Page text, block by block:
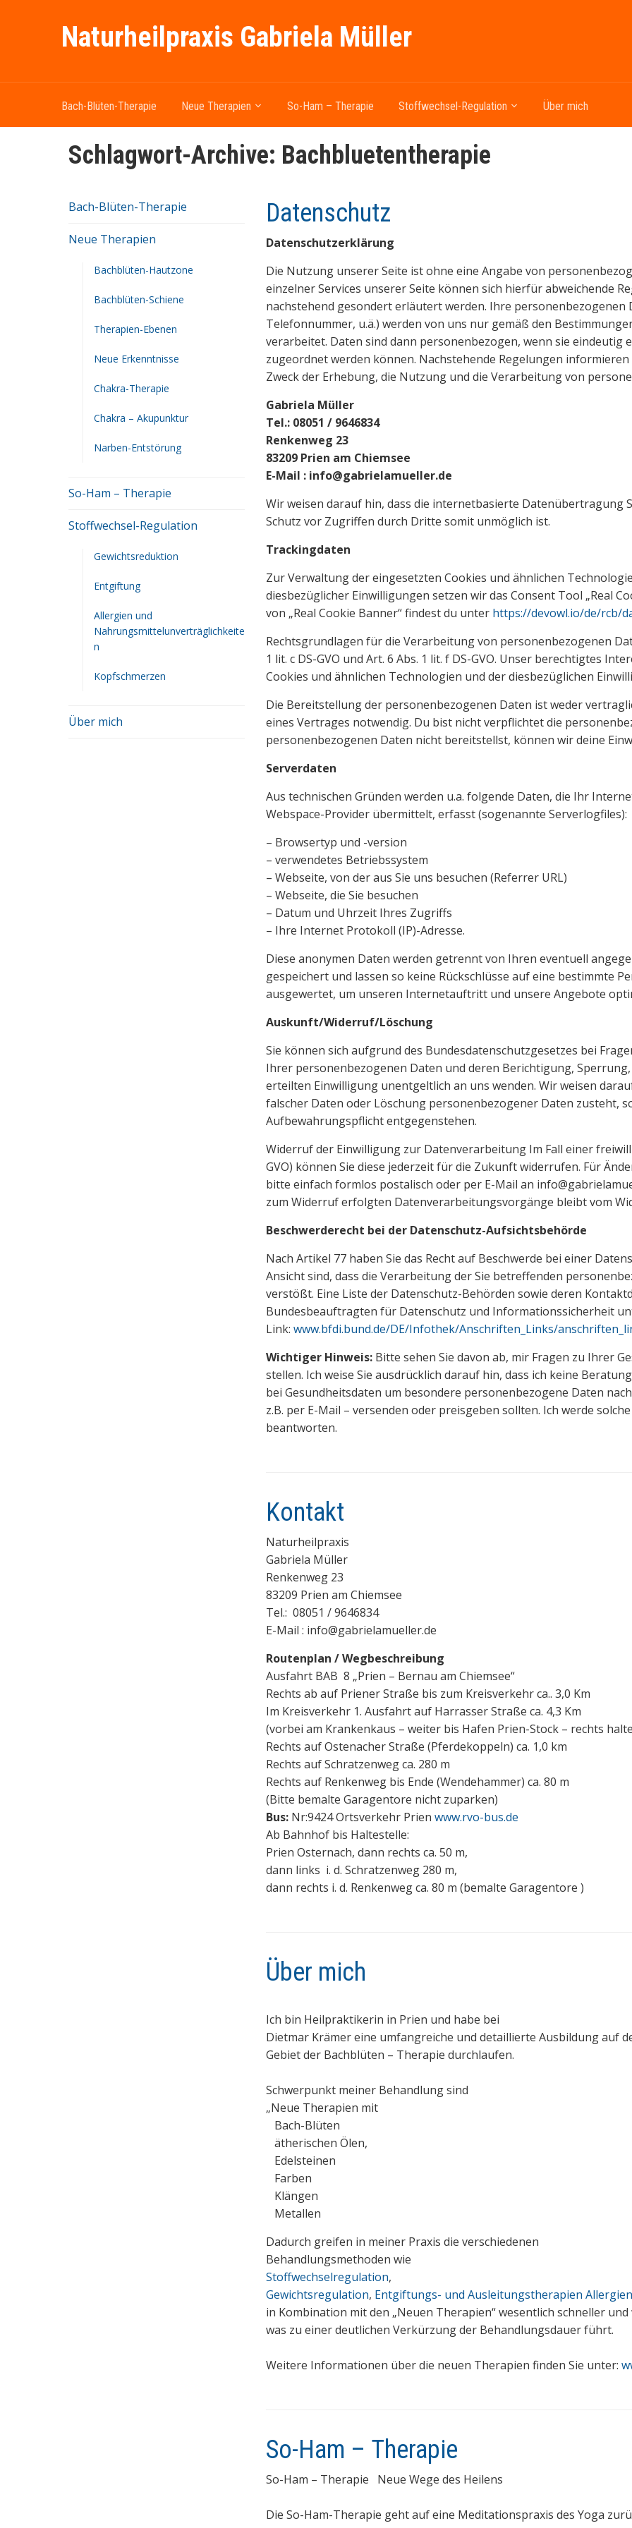
Naturheilpraxis Gabriela Müller
Bach-Blüten-Therapie Neue Therapien So-Ham – Therapie Stoffwechsel-Regulation Über mich
Schlagwort-Archive: Bachbluetentherapie
Bach-Blüten-Therapie
Neue Therapien
Bachblüten-Hautzone
Bachblüten-Schiene
Therapien-Ebenen
Neue Erkenntnisse
Chakra-Therapie
Chakra – Akupunktur
Narben-Entstörung
So-Ham – Therapie
Stoffwechsel-Regulation
Gewichtsreduktion
Entgiftung
Allergien und
Nahrungsmittelunverträglichkeite
n
Kopfschmerzen
Über mich
Datenschutz
Datenschutzerklärung
Die Nutzung unserer Seite ist ohne eine Angabe von
einzelner Services unserer Seite können sich hierfür abweichende
nachstehend gesondert erläutert werden. Ihre personenbezogenen
Telefonnummer, u.ä.) werden von uns nur gemäß den
verarbeitet. Daten sind dann personenbezogen, wenn sie eindeutig
zugeordnet werden können. Nachstehende Regelungen
Zweck der Erhebung, die Nutzung und die Verarbeitung von
Gabriela Müller
Tel.: 08051 / 9646834
Renkenweg 23
83209 Prien am Chiemsee
E-Mail : info@gabrielamueller.de
Wir weisen darauf hin, dass die internetbasierte Datenübertragung
Schutz vor Zugriffen durch Dritte somit unmöglich ist.
Trackingdaten
Zur Verwaltung der eingesetzten Cookies und ähnlichen
diesbezüglicher Einwilligungen setzen wir das Consent Tool „Real
von „Real Cookie Banner“ findest du unter https://devowl.io/de/rcb/
Rechtsgrundlagen für die Verarbeitung von personenbezogenen
1 lit. c DS-GVO und Art. 6 Abs. 1 lit. f DS-GVO. Unser berechtigtes
Cookies und ähnlichen Technologien und der diesbezüglichen
Die Bereitstellung der personenbezogenen Daten ist weder
eines Vertrages notwendig. Du bist nicht verpflichtet die
personenbezogenen Daten nicht bereitstellst, können wir deine
Serverdaten
Aus technischen Gründen werden u.a. folgende Daten, die Ihr
Webspace-Provider übermittelt, erfasst (sogenannte Serverlogfiles):
– Browsertyp und -version
– verwendetes Betriebssystem
– Webseite, von der aus Sie uns besuchen (Referrer URL)
– Webseite, die Sie besuchen
– Datum und Uhrzeit Ihres Zugriffs
– Ihre Internet Protokoll (IP)-Adresse.
Diese anonymen Daten werden getrennt von Ihren eventuell
gespeichert und lassen so keine Rückschlüsse auf eine bestimmte
ausgewertet, um unseren Internetauftritt und unsere Angebote
Auskunft/Widerruf/Löschung
Sie können sich aufgrund des Bundesdatenschutzgesetzes bei
Ihrer personenbezogenen Daten und deren Berichtigung,
erteilten Einwilligung unentgeltlich an uns wenden. Wir weisen
falscher Daten oder Löschung personenbezogener Daten zusteht,
Aufbewahrungspflicht entgegenstehen.
Widerruf der Einwilligung zur Datenverarbeitung Im Fall einer
GVO) können Sie diese jederzeit für die Zukunft widerrufen. Für
bitte einfach formlos postalisch oder per E-Mail an
zum Widerruf erfolgten Datenverarbeitungsvorgänge bleibt vom
Beschwerderecht bei der Datenschutz-Aufsichtsbehörde
Nach Artikel 77 haben Sie das Recht auf Beschwerde bei einer
Ansicht sind, dass die Verarbeitung der Sie betreffenden
verstößt. Eine Liste der Datenschutz-Behörden sowie deren
Bundesbeauftragten für Datenschutz und Informationssicherheit
Link: www.bfdi.bund.de/DE/Infothek/Anschriften_Links/
Wichtiger Hinweis: Bitte sehen Sie davon ab, mir Fragen zu Ihrer
stellen. Ich weise Sie ausdrücklich darauf hin, dass ich keine
bei Gesundheitsdaten um besondere personenbezogene Daten
z.B. per E-Mail – versenden oder preisgeben sollten. Ich werde
beantworten.
Kontakt
Naturheilpraxis
Gabriela Müller
Renkenweg 23
83209 Prien am Chiemsee
Tel.: 08051 / 9646834
E-Mail : info@gabrielamueller.de
Routenplan / Wegbeschreibung
Ausfahrt BAB 8 „Prien – Bernau am Chiemsee“
Rechts ab auf Priener Straße bis zum Kreisverkehr ca.. 3,0 Km
Im Kreisverkehr 1. Ausfahrt auf Harrasser Straße ca. 4,3 Km
(vorbei am Krankenkaus – weiter bis Hafen Prien-Stock – rechts
Rechts auf Ostenacher Straße (Pferdekoppeln) ca. 1,0 km
Rechts auf Schratzenweg ca. 280 m
Rechts auf Renkenweg bis Ende (Wendehammer) ca. 80 m
(Bitte bemalte Garagentore nicht zuparken)
Bus: Nr:9424 Ortsverkehr Prien www.rvo-bus.de
Ab Bahnhof bis Haltestelle:
Prien Osternach, dann rechts ca. 50 m,
dann links i. d. Schratzenweg 280 m,
dann rechts i. d. Renkenweg ca. 80 m (bemalte Garagentore )
Über mich
Ich bin Heilpraktikerin in Prien und habe bei
Dietmar Krämer eine umfangreiche und detaillierte Ausbildung auf
Gebiet der Bachblüten – Therapie durchlaufen.
Schwerpunkt meiner Behandlung sind
„Neue Therapien mit
Bach-Blüten
ätherischen Ölen,
Edelsteinen
Farben
Klängen
Metallen
Dadurch greifen in meiner Praxis die verschiedenen
Behandlungsmethoden wie
Stoffwechselregulation,
Gewichtsregulation, Entgiftungs- und Ausleitungstherapien
in Kombination mit den „Neuen Therapien“ wesentlich schneller
was zu einer deutlichen Verkürzung der Behandlungsdauer führt.
Weitere Informationen über die neuen Therapien finden Sie unter:
So-Ham – Therapie
So-Ham – Therapie Neue Wege des Heilens
Die So-Ham-Therapie geht auf eine Meditationspraxis des Yoga